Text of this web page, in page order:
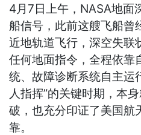
4月7日上午，NASA地面
船信号，此前这艘飞船曾
近地轨道飞行，深空失联
任何地面指令，全程依靠
统、故障诊断系统自主运
人指挥”的关键时期，本
破，也充分印证了美国航
靠。